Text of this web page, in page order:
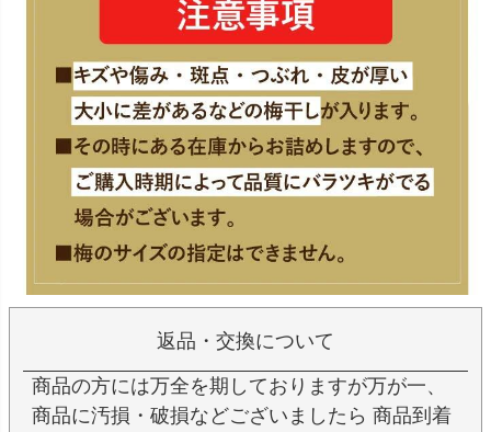
返品・交換について
商品の方には万全を期しておりますが万が一、
商品に汚損・破損などございましたら 商品到着